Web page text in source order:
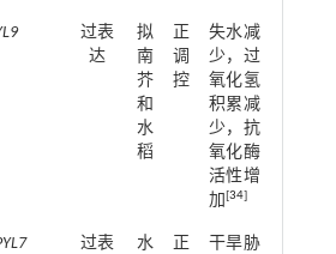
过表
达
拟
南
芥
和
水
稻
正
调
控
失水减
少，过
氧化氢
积累减
少，抗
氧化酶
活性增
加
[34]
过表
水
正
干旱胁